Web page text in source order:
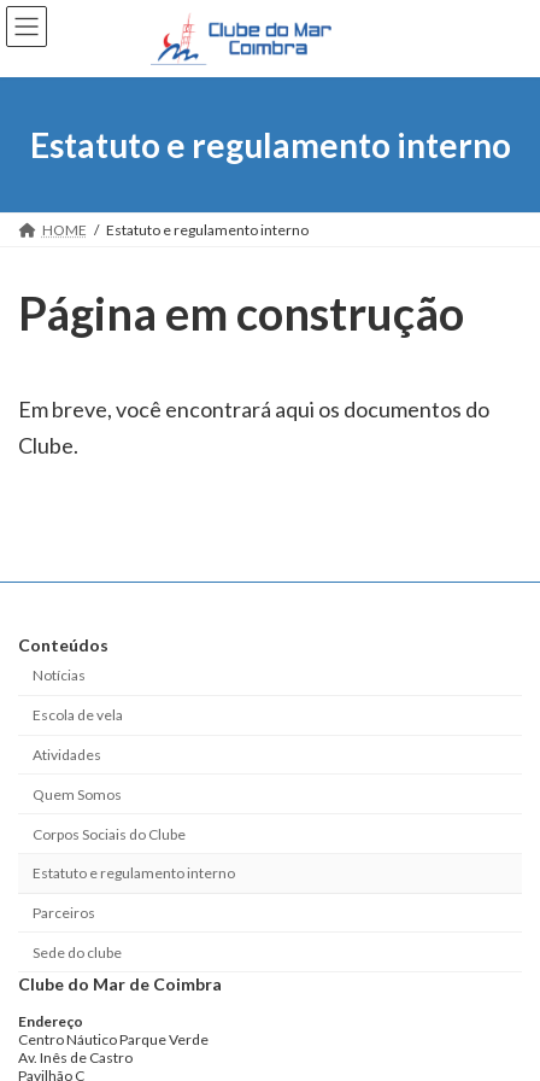
Skip
to
the
Skip
to
the
Estatuto e regulamento interno
HOME Estatuto e regulamento interno
Página em construção
Em breve, você encontrará aqui os documentos do
Clube.
Conteúdos
Notícias
Escola de vela
Atividades
Quem Somos
Corpos Sociais do Clube
Estatuto e regulamento interno
Parceiros
Sede do clube
Clube do Mar de Coimbra
Endereço
Centro Náutico Parque Verde
Av. Inês de Castro
Pavilhão C